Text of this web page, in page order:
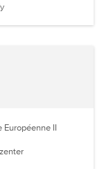
Européenne II